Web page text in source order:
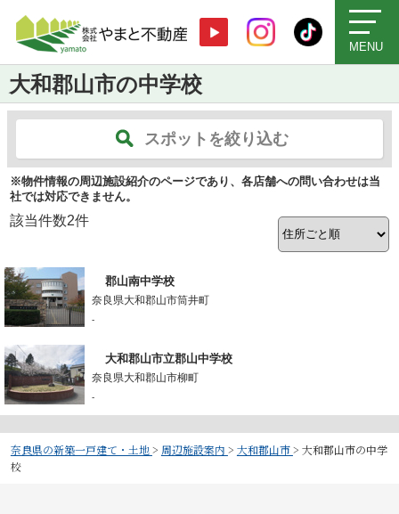
MENU
大和郡山市の中学校
スポットを絞り込む
※物件情報の周辺施設紹介のページであり、各店舗への問い合わせは当
社では対応できません。
該当件数2件
郡山南中学校
奈良県大和郡山市筒井町
-
大和郡山市立郡山中学校
奈良県大和郡山市柳町
-
奈良県の新築一戸建て・土地> 周辺施設案内 > 大和郡山市> 大和郡山市の中学
校